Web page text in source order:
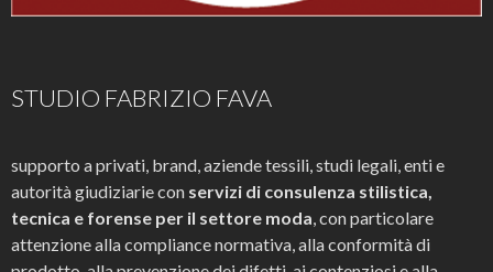
STUDIO FABRIZIO FAVA
supporto a privati, brand, aziende tessili, studi legali, enti e
autorità giudiziarie con servizi di consulenza stilistica,
tecnica e forense per il settore moda , con particolare
attenzione alla compliance normativa, alla conformità di